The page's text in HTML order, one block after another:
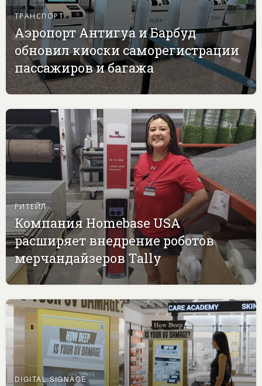
ТРАНСПОРТ
Аэропорт Антигуа и Барбуд
обновил киоски саморегистрации
пассажиров и багажа
РИТЕЙЛ
Компания Homebase USA
расширяет внедрение роботов
мерчандайзеров Tally
DIGITAL SIGNAGE